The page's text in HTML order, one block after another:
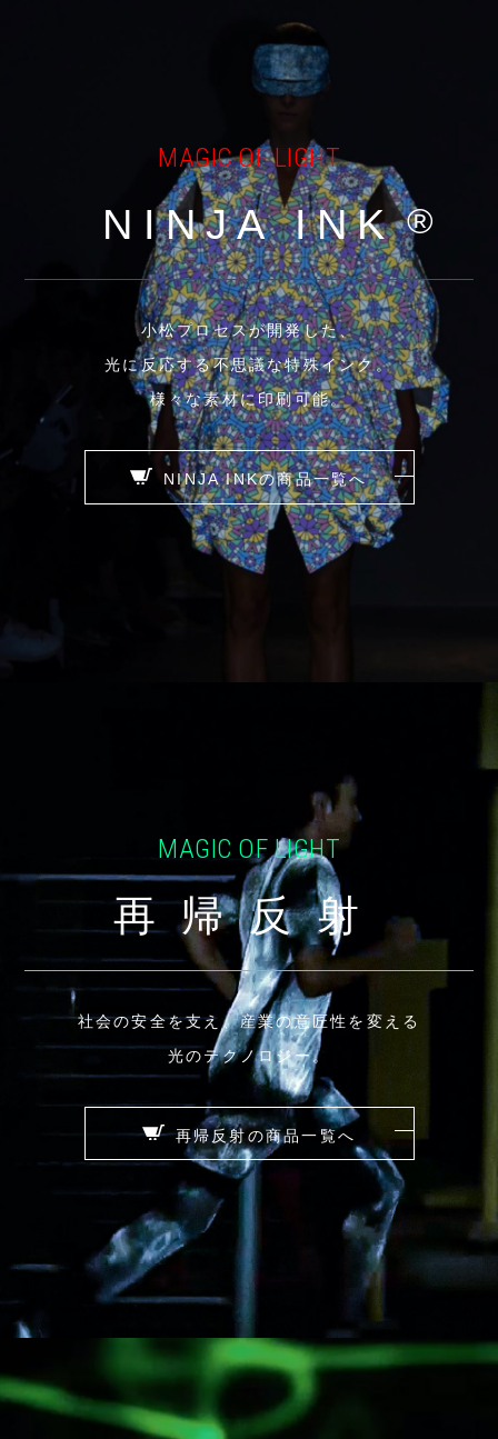
MAGIC OF LIGHT
NINJA INK
小松プロセスが開発した、
光に反応する不思議な特殊インク。
様々な素材に印刷可能。
NINJA INKの商品一覧へ
MAGIC OF LIGHT
再帰反射
社会の安全を支え、産業の意匠性を変える
光のテクノロジー。
再帰反射の商品一覧へ